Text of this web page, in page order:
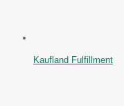
Kaufland Fulfillment